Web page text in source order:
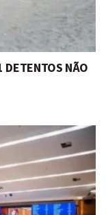
DETENTOS NÃO